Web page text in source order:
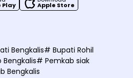
Play Apple Store
Bengkalis# Bupati Rohil
# Pemkab siak
Bengkalis